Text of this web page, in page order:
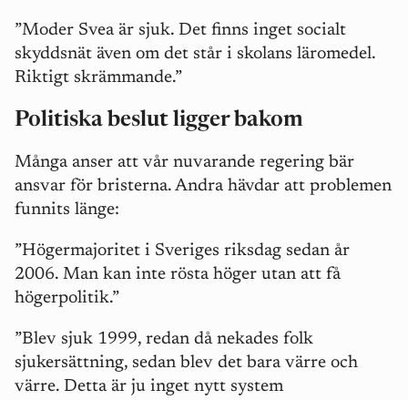
”Moder Svea är sjuk. Det finns inget socialt
skyddsnät även om det står i skolans läromedel.
Riktigt skrämmande.”
Politiska beslut ligger bakom
Många anser att vår nuvarande regering bär
ansvar för bristerna. Andra hävdar att problemen
funnits länge:
”Högermajoritet i Sveriges riksdag sedan år
2006. Man kan inte rösta höger utan att få
högerpolitik.”
”Blev sjuk 1999, redan då nekades folk
sjukersättning, sedan blev det bara värre och
värre. Detta är ju inget nytt system